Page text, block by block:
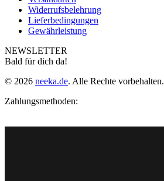
Widerrufsbelehrung
Lieferbedingungen
Gewährleistung
NEWSLETTER
Bald für dich da!
© 2026 neeka.de. Alle Rechte vorbehalten.
Zahlungsmethoden: